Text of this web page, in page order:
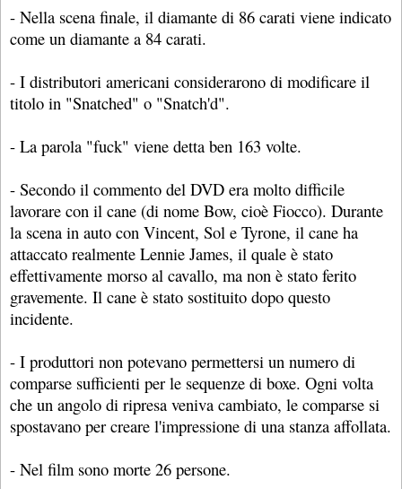
- Nella scena finale, il diamante di 86 carati viene indicato
come un diamante a 84 carati.
- I distributori americani considerarono di modificare il
titolo in "Snatched" o "Snatch'd".
- La parola "fuck" viene detta ben 163 volte.
- Secondo il commento del DVD era molto difficile
lavorare con il cane (di nome Bow, cioè Fiocco). Durante
la scena in auto con Vincent, Sol e Tyrone, il cane ha
attaccato realmente Lennie James, il quale è stato
effettivamente morso al cavallo, ma non è stato ferito
gravemente. Il cane è stato sostituito dopo questo
incidente.
- I produttori non potevano permettersi un numero di
comparse sufficienti per le sequenze di boxe. Ogni volta
che un angolo di ripresa veniva cambiato, le comparse si
spostavano per creare l'impressione di una stanza affollata.
- Nel film sono morte 26 persone.